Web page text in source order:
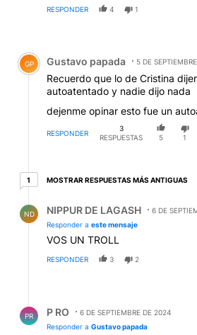
RESPONDER 4 1
Comentario de Gustavo papada.
GP Gustavo papada 5 DE
Recuerdo que lo de Cristina
autoatentado y nadie dijo nada
dejenme opinar esto fue un
RESPONDER
3
RESPUESTAS
5 1
11 respuesta más antiguas
MOSTRAR RESPUESTAS MÁS ANTIGUAS
ND NIPPUR DE LAGASH
6 DE
Responder a este mensaje
VOS UN TROLL
RESPONDER 3 2
PR P RO
6 DE SEPTIEMBRE DE 2024
Responder a Gustavo papada